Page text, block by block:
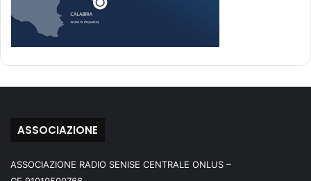
ASSOCIAZIONE
ASSOCIAZIONE RADIO SENISE CENTRALE ONLUS –